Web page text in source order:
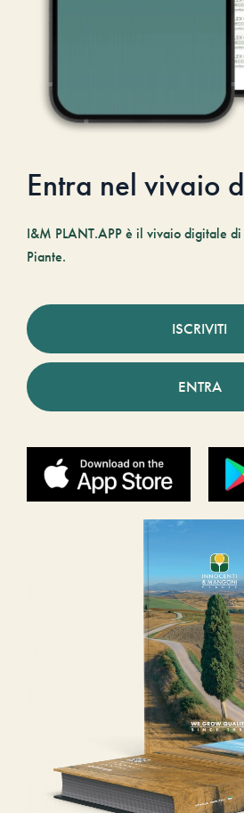
Entra nel vivaio
I&M PLANT.APP è il vivaio digitale
Piante.
ISCRIVITI
ENTRA